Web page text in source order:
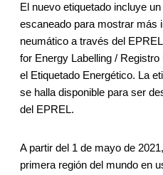
El nuevo etiquetado incluye
escaneado para mostrar más
neumático a través del
for Energy Labelling /
el Etiquetado Energético. La
se halla disponible para ser
del EPREL.
A partir del 1 de mayo de
primera región del mundo en